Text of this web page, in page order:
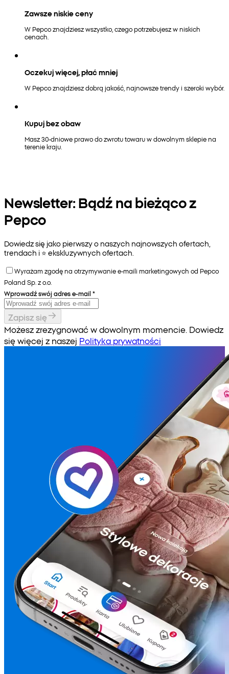
Zawsze niskie ceny
W Pepco znajdziesz wszystko, czego potrzebujesz w niskich
cenach.
Oczekuj więcej, płać mniej
W Pepco znajdziesz dobrą jakość, najnowsze trendy i szeroki wybór.
Kupuj bez obaw
Masz 30-dniowe prawo do zwrotu towaru w dowolnym sklepie na
terenie kraju.
Newsletter: Bądź na bieżąco z
Pepco
Dowiedz się jako pierwszy o naszych najnowszych ofertach,
trendach i ⭐️ ekskluzywnych ofertach.
Wyrażam zgodę na otrzymywanie e-maili marketingowych od Pepco
Poland Sp. z o.o.
Wprowadź swój adres e-mail *
Zapisz się
Możesz zrezygnować w dowolnym momencie. Dowiedz
się więcej z naszej Polityka prywatności